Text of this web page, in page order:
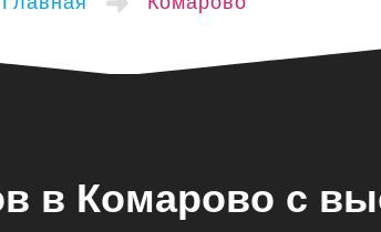
в Комарово с